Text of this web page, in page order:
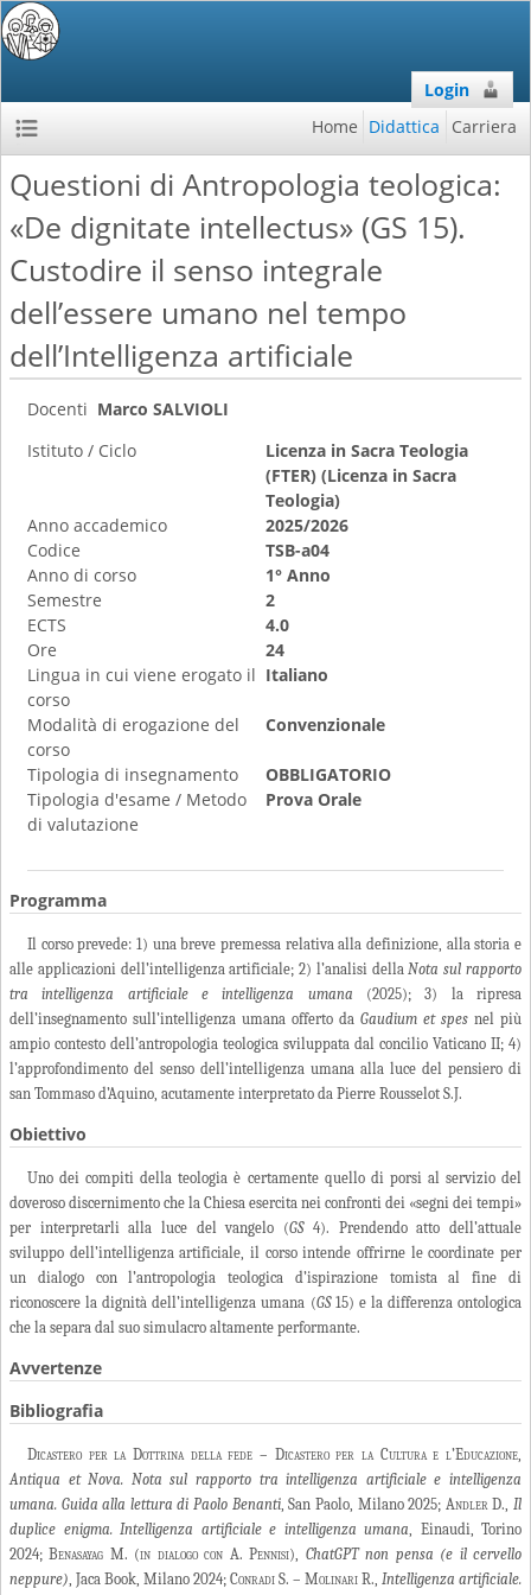
Login
Home Didattica Carriera
Questioni di Antropologia teologica:
«De dignitate intellectus» (GS 15).
Custodire il senso integrale
dell’essere umano nel tempo
dell’Intelligenza artificiale
Docenti Marco SALVIOLI
Istituto / Ciclo
Licenza in Sacra Teologia
(FTER) (Licenza in Sacra
Teologia)
Anno accademico
2025/2026
Codice
TSB-a04
Anno di corso
1° Anno
Semestre
2
ECTS
4.0
Ore
24
Lingua in cui viene erogato il
corso
Italiano
Modalità di erogazione del
corso
Convenzionale
Tipologia di insegnamento
OBBLIGATORIO
Tipologia d'esame / Metodo
di valutazione
Prova Orale
Programma
Il corso prevede: 1) una breve premessa relativa alla definizione, alla storia e
alle applicazioni dell’intelligenza artificiale; 2) l’analisi dellaNota sul rapporto
tra intelligenza artificiale e intelligenza umana (2025); 3) la ripresa
dell’insegnamento sull’intelligenza umana offerto da Gaudium et spes nel più
ampio contesto dell’antropologia teologica sviluppata dal concilio Vaticano II; 4)
l’approfondimento del senso dell’intelligenza umana alla luce del pensiero di
san Tommaso d’Aquino, acutamente interpretato da Pierre Rousselot S.J.
Obiettivo
Uno dei compiti della teologia è certamente quello di porsi al servizio del
doveroso discernimento che la Chiesa esercita nei confronti dei «segni dei tempi»
per interpretarli alla luce del vangelo (GS4). Prendendo atto dell’attuale
sviluppo dell’intelligenza artificiale, il corso intende offrirne le coordinate per
un dialogo con l’antropologia teologica d’ispirazione tomista al fine di
riconoscere la dignità dell’intelligenza umana (GS15) e la differenza ontologica
che la separa dal suo simulacro altamente performante.
Avvertenze
Bibliografia
Dicastero per la Dottrina della fede – Dicastero per la Cultura e l’Educazione,
Antiqua et Nova. Nota sul rapporto tra intelligenza artificiale e intelligenza
umana. Guida alla lettura di Paolo Benanti, San Paolo, Milano 2025; AndlerD.,Il
duplice enigma. Intelligenza artificiale e intelligenza umana, Einaudi, Torino
2024;Benasayag M. (in dialogo con A. Pennisi), ChatGPT non pensa (e il cervello
neppure), Jaca Book, Milano 2024; Conradi S. – Molinari R., Intelligenza artificiale.